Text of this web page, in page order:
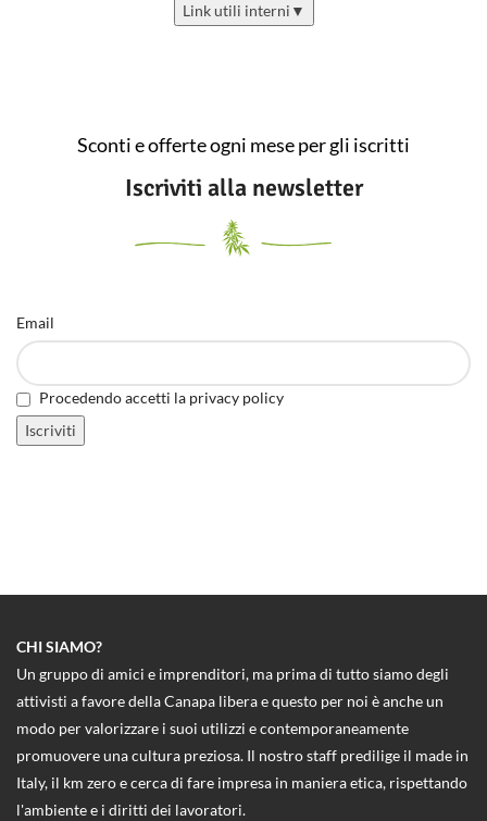
Link utili interni ▼
Sconti e offerte ogni mese per gli iscritti
Iscriviti alla newsletter
Email
Procedendo accetti la privacy policy
CHI SIAMO?
Un gruppo di amici e imprenditori, ma prima di tutto siamo degli
attivisti a favore della Canapa libera e questo per noi è anche un
modo per valorizzare i suoi utilizzi e contemporaneamente
promuovere una cultura preziosa. Il nostro staff predilige il made in
Italy, il km zero e cerca di fare impresa in maniera etica, rispettando
l'ambiente e i diritti dei lavoratori.